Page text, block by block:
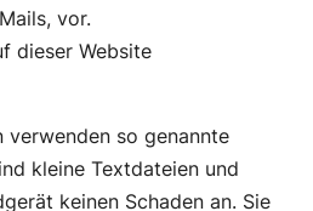
vor.
dieser Website
verwenden so genannte
kleine Textdateien und
keinen Schaden an. Sie